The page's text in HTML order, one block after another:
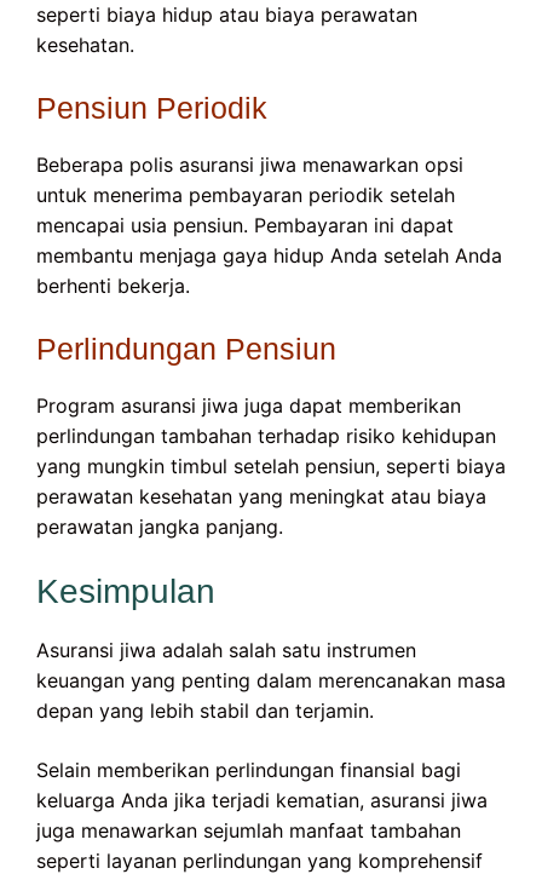
seperti biaya hidup atau biaya perawatan
kesehatan.
Pensiun Periodik
Beberapa polis asuransi jiwa menawarkan opsi
untuk menerima pembayaran periodik setelah
mencapai usia pensiun. Pembayaran ini dapat
membantu menjaga gaya hidup Anda setelah Anda
berhenti bekerja.
Perlindungan Pensiun
Program asuransi jiwa juga dapat memberikan
perlindungan tambahan terhadap risiko kehidupan
yang mungkin timbul setelah pensiun, seperti biaya
perawatan kesehatan yang meningkat atau biaya
perawatan jangka panjang.
Kesimpulan
Asuransi jiwa adalah salah satu instrumen
keuangan yang penting dalam merencanakan masa
depan yang lebih stabil dan terjamin.
Selain memberikan perlindungan finansial bagi
keluarga Anda jika terjadi kematian, asuransi jiwa
juga menawarkan sejumlah manfaat tambahan
seperti layanan perlindungan yang komprehensif